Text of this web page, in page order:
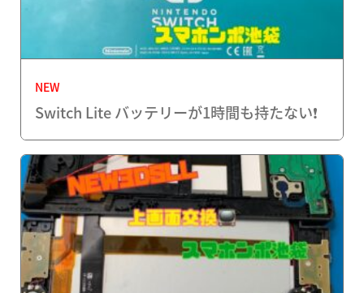
NEW
Switch Lite バッテリーが1時間も持たない❗️